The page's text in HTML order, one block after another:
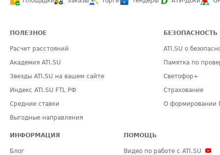
ПОЛЕЗНОЕ
Расчет расстояний
Академия ATI.SU
Звезды ATI.SU на вашем сайте
Индекс ATI.SU FTL РФ
Средние ставки
Выгодные направления
БЕЗОПАСНОСТЬ
ATI.SU о
Памятка по
Светофор+
Страхование
О формировании
ИНФОРМАЦИЯ
Блог
ПОМОЩЬ
Видео по работе с ATI.SU